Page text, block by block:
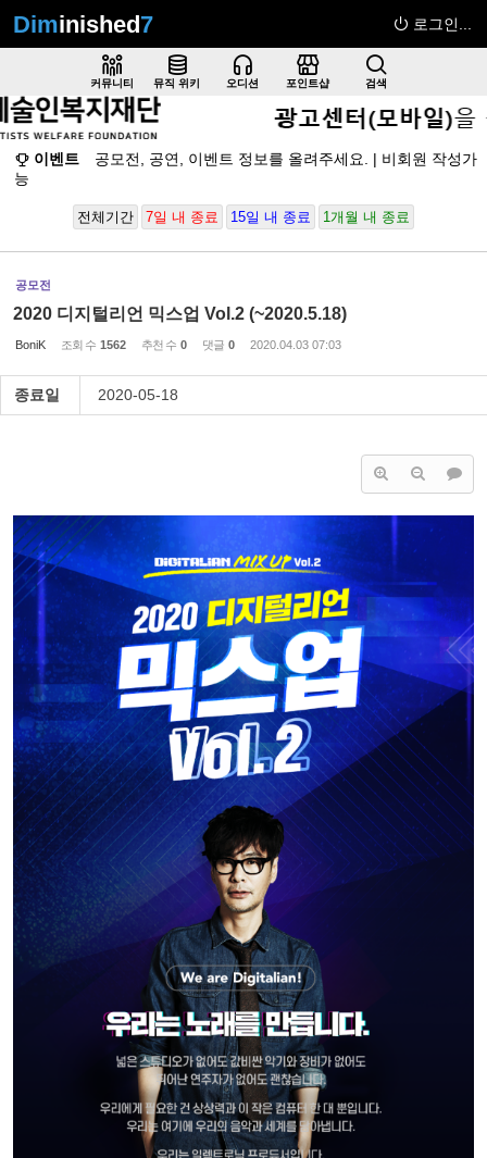
Diminished7 로그인...
커뮤니티 뮤직 위키 오디션 포인트샵 검색
이벤트
공모전, 공연, 이벤트 정보를 올려주세요. | 비회원 작성가
능
전체기간 7일 내 종료 15일 내 종료 1개월 내 종료
공모전
2020 디지털리언 믹스업 Vol.2 (~2020.5.18)
BoniK 조회 수 1562 추천 수 0 댓글 0 2020.04.03 07:03
종료일 2020-05-18
Sketchbook5, 스케치북5
Sketchbook5, 스케치북5